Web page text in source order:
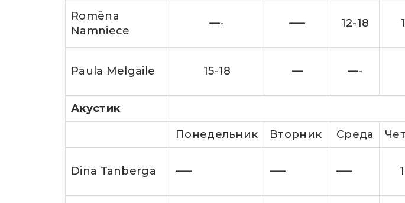
Romēna
Namniece
—- —– 12-18
Paula Melgaile 15-18 — —-
Акустик
Понедельник
Вторник Cреда
Dina Tanberga —– —– —–